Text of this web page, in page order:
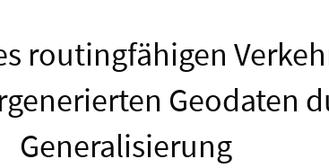
routingfähigen
Geodaten
Generalisierung